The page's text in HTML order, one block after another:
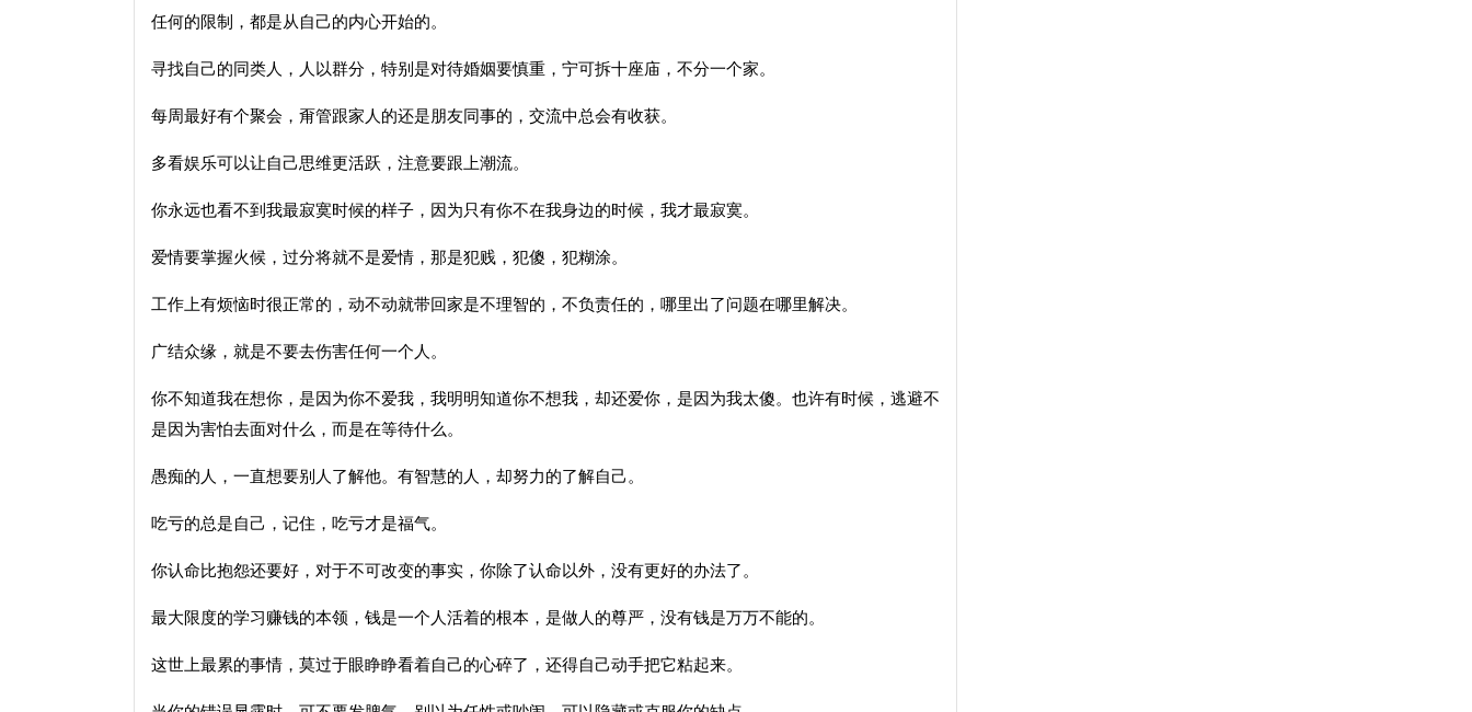
任何的限制，都是从自己的内心开始的。
寻找自己的同类人，人以群分，特别是对待婚姻要慎重，宁可拆十座庙，不分一个家。
每周最好有个聚会，甭管跟家人的还是朋友同事的，交流中总会有收获。
多看娱乐可以让自己思维更活跃，注意要跟上潮流。
你永远也看不到我最寂寞时候的样子，因为只有你不在我身边的时候，我才最寂寞。
爱情要掌握火候，过分将就不是爱情，那是犯贱，犯傻，犯糊涂。
工作上有烦恼时很正常的，动不动就带回家是不理智的，不负责任的，哪里出了问题在哪里解决。
广结众缘，就是不要去伤害任何一个人。
你不知道我在想你，是因为你不爱我，我明明知道你不想我，却还爱你，是因为我太傻。也许有时候，逃避不
是因为害怕去面对什么，而是在等待什么。
愚痴的人，一直想要别人了解他。有智慧的人，却努力的了解自己。
吃亏的总是自己，记住，吃亏才是福气。
你认命比抱怨还要好，对于不可改变的事实，你除了认命以外，没有更好的办法了。
最大限度的学习赚钱的本领，钱是一个人活着的根本，是做人的尊严，没有钱是万万不能的。
这世上最累的事情，莫过于眼睁睁看着自己的心碎了，还得自己动手把它粘起来。